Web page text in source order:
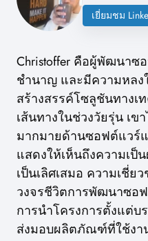
เยี่ยมชม
Christoffer คือผู้พัฒนา
ชำนาญ และมีความหลง
สร้างสรรค์โซลูชันทางเ
เส้นทางในช่วงวัยรุ่น เ
มากมายด้านซอฟต์แวร์
แสดงให้เห็นถึงความเ
เป็นเลิศเสมอ ความเชี่
วงจรชีวิตการพัฒนาซอ
การนำโครงการตั้งแต่
ส่งมอบผลิตภัณฑ์ที่ใช้งา